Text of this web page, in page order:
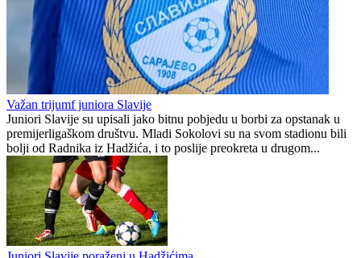
Raspored juniora, Centar 2
Radnik (H)
0 0